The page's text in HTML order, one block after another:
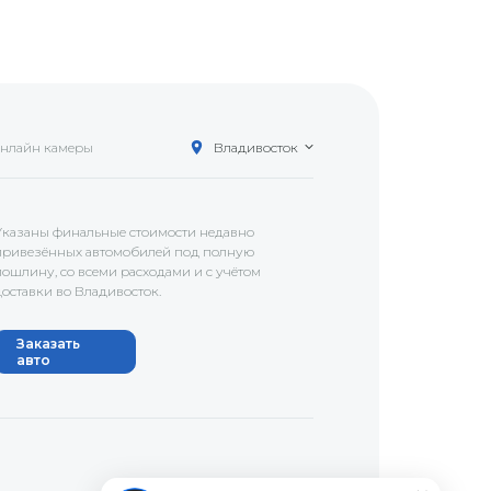
камеры Владивосток
финальные стоимости недавно
автомобилей под полную
со всеми расходами и с учётом
во Владивосток.
Заказать
авто